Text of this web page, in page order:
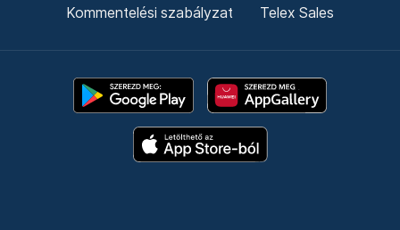
Kommentelési szabályzat Telex Sales